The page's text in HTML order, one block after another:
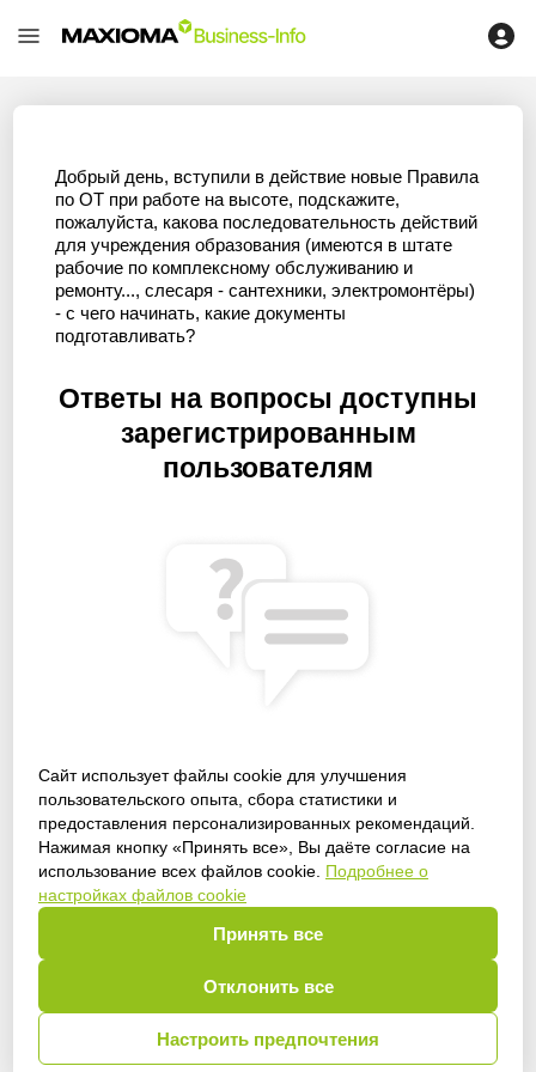
Сайт использует файлы cookie для улучшения
пользовательского опыта, сбора статистики и
предоставления персонализированных рекомендаций.
Нажимая кнопку «Принять все», Вы даёте согласие на
использование всех файлов cookie. Подробнее о
настройках файлов cookie
Принять все
Отклонить все
Настроить предпочтения
Добрый день, вступили в действие новые Правила
по ОТ при работе на высоте, подскажите,
пожалуйста, какова последовательность действий
для учреждения образования (имеются в штате
рабочие по комплексному обслуживанию и
ремонту..., слесаря - сантехники, электромонтёры)
- с чего начинать, какие документы
подготавливать?
Ответы на вопросы доступны
зарегистрированным
пользователям
Получить доступ